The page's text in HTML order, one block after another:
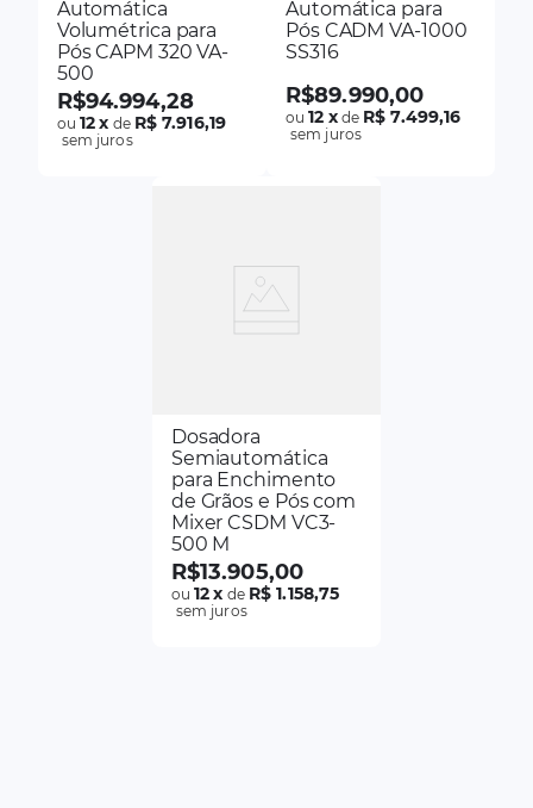
Automática
Volumétrica para
Pós CAPM 320 VA-
500
R$94.994,28
ou12x de R$ 7.916,19
sem juros
Automática para
Pós CADM VA-1000
SS316
R$89.990,00
ou12 xde R$ 7.499,16
sem juros
Dosadora
Semiautomática
para Enchimento
de Grãos e Pós com
Mixer CSDM VC3-
500 M
R$13.905,00
ou12x de R$ 1.158,75
sem juros